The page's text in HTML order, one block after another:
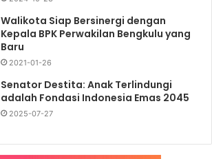
Walikota Siap Bersinergi dengan
Kepala BPK Perwakilan Bengkulu yang
Baru
2021-01-26
Senator Destita: Anak Terlindungi
adalah Fondasi Indonesia Emas 2045
2025-07-27